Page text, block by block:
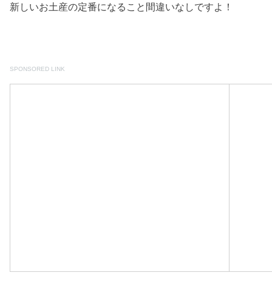
新しいお土産の定番になること間違いなしですよ！
SPONSORED LINK